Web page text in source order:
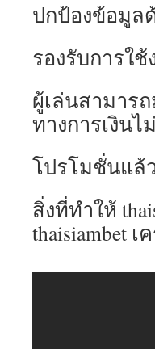
ปกป้องข้อมูล
รองรับการใ
ผู้เล่นสามาร
ทางการเงินไ
โปรโมชั่นแล้
สิ่งที่ทำให้
thaisiambet